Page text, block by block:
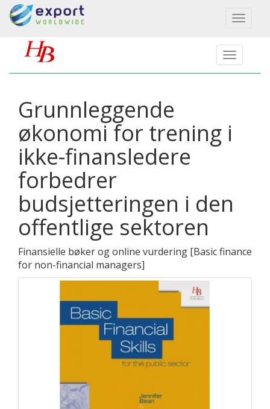
Toggle
Grunnleggende
økonomi for trening i
ikke-finansledere
forbedrer
budsjetteringen i den
offentlige sektoren
Finansielle bøker og online vurdering [Basic finance
for non-financial managers]